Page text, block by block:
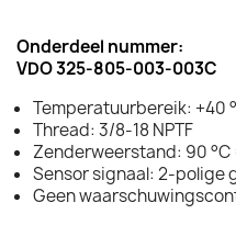
Onderdeel nummer:
VDO 325-805-003-003C
Temperatuurbereik: +40
Thread: 3/8-18 NPTF
Zenderweerstand: 90 °C
Sensor signaal: 2-polige
Geen